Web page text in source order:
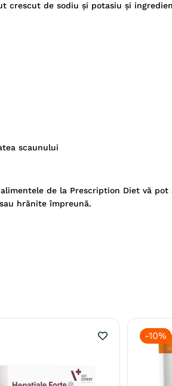
crescut de sodiu și potasiu și
scaunului
de la Prescription Diet vă pot
hrănite împreună.
-10%